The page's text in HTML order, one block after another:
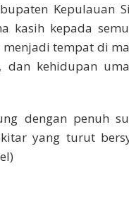
Kepulauan
kasih kepada
menjadi tempat di
dan kehidupan
dengan penuh
yang turut